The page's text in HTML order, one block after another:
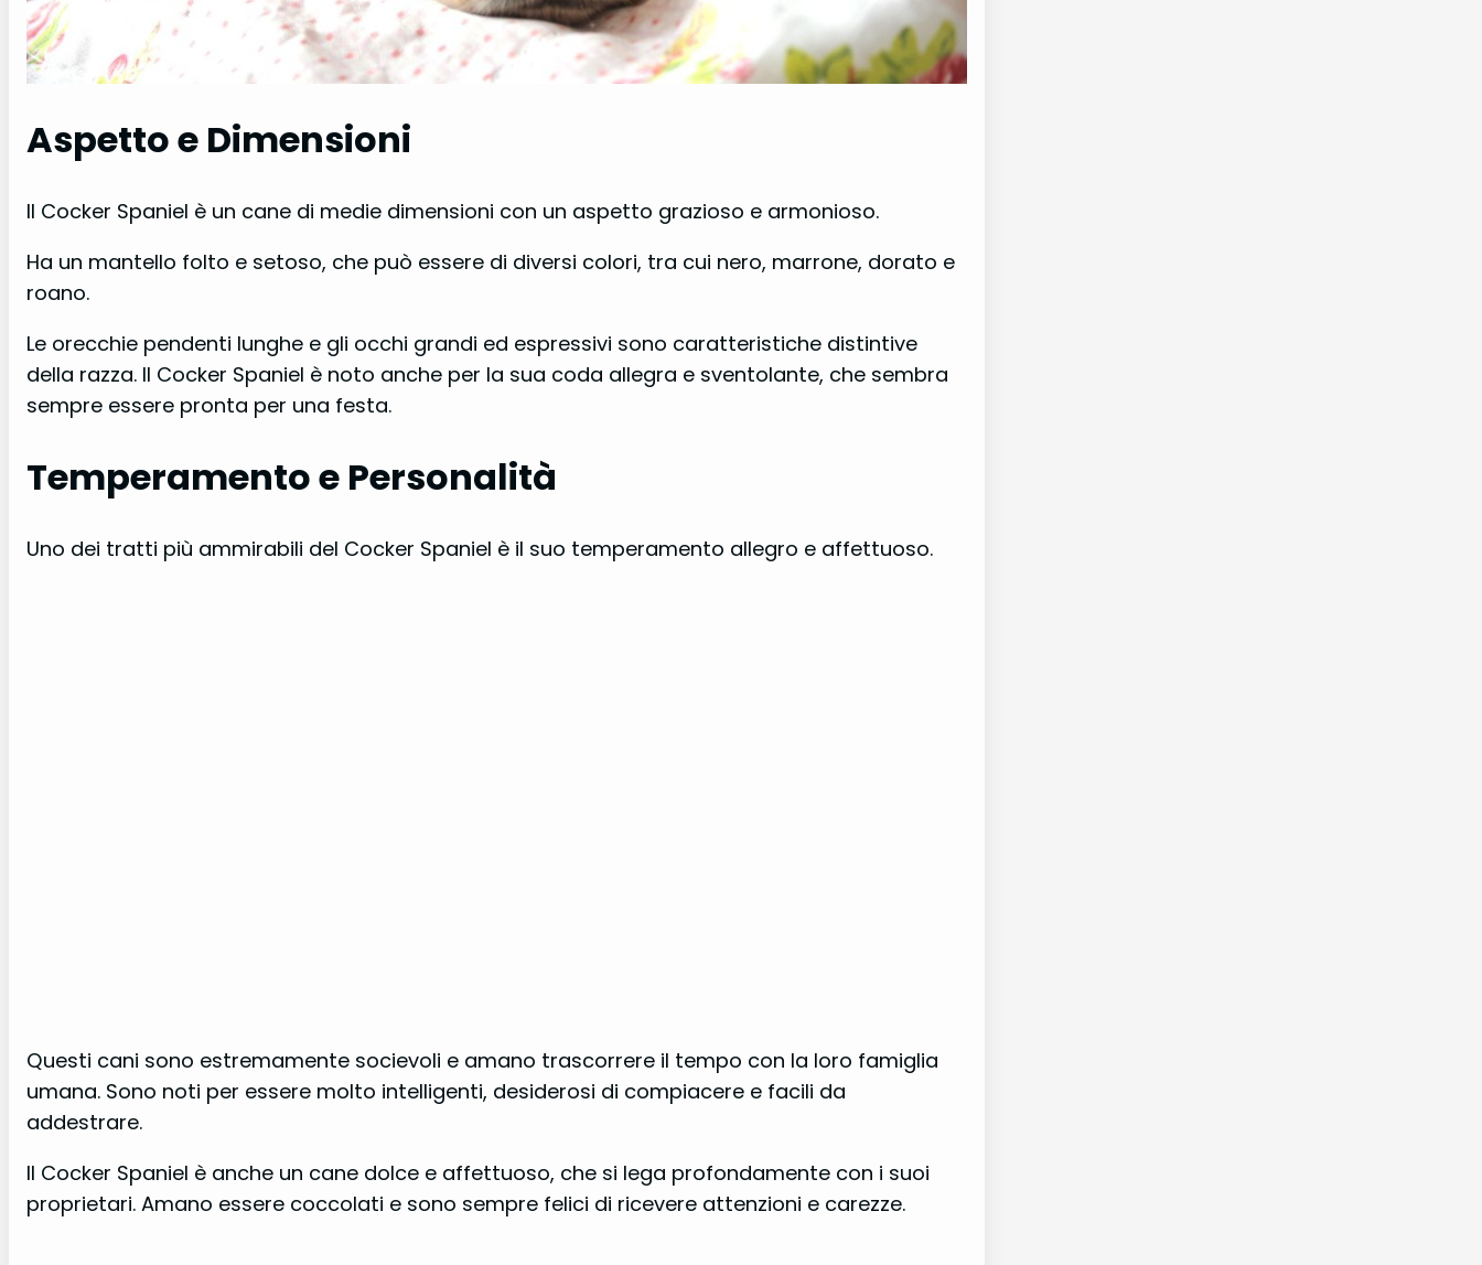
Aspetto e Dimensioni
Il Cocker Spaniel è un cane di medie dimensioni con un aspetto grazioso e armonioso.
Ha un mantello folto e setoso, che può essere di diversi colori, tra cui nero, marrone, dorato e
roano.
Le orecchie pendenti lunghe e gli occhi grandi ed espressivi sono caratteristiche distintive
della razza. Il Cocker Spaniel è noto anche per la sua coda allegra e sventolante, che sembra
sempre essere pronta per una festa.
Temperamento e Personalità
Uno dei tratti più ammirabili del Cocker Spaniel è il suo temperamento allegro e affettuoso.
Questi cani sono estremamente socievoli e amano trascorrere il tempo con la loro famiglia
umana. Sono noti per essere molto intelligenti, desiderosi di compiacere e facili da
addestrare.
Il Cocker Spaniel è anche un cane dolce e affettuoso, che si lega profondamente con i suoi
proprietari. Amano essere coccolati e sono sempre felici di ricevere attenzioni e carezze.